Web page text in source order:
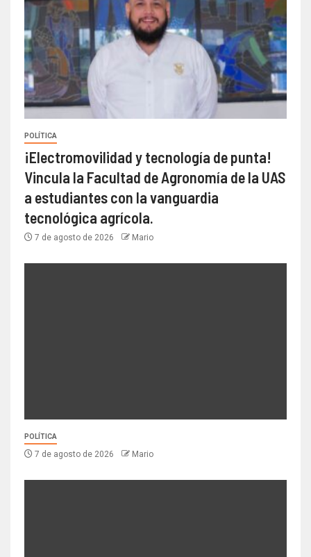
POLÍTICA
¡Electromovilidad y tecnología de punta!
Vincula la Facultad de Agronomía de la UAS
a estudiantes con la vanguardia
tecnológica agrícola.
7 de agosto de 2026 Mario
POLÍTICA
7 de agosto de 2026 Mario